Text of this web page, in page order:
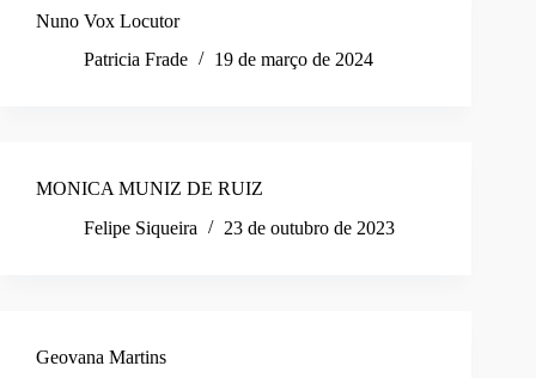
Nuno Vox Locutor
Patricia Frade
19 de março de 2024
MONICA MUNIZ DE RUIZ
Felipe Siqueira
23 de outubro de 2023
Geovana Martins